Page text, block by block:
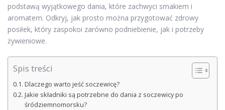
podstawą wyjątkowego dania, które zachwyci smakiem i
aromatem. Odkryj, jak prosto można przygotować zdrowy
posiłek, który zaspokoi zarówno podniebienie, jak i potrzeby
żywieniowe.
Spis treści
Dlaczego warto jeść soczewicę?
Jakie składniki są potrzebne do dania z soczewicy po
śródziemnomorsku?